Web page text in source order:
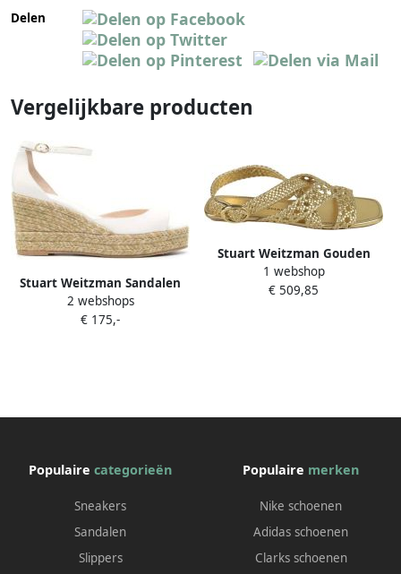
Delen
Vergelijkbare producten
Stuart Weitzman Sandalen
met sleehak
2 webshops
€ 175,-
Stuart Weitzman Gouden
Sandalen voor Vrouwen
1 webshop
€ 509,85
Populaire categorieën
Sneakers
Sandalen
Slippers
Populaire merken
Nike schoenen
Adidas schoenen
Clarks schoenen